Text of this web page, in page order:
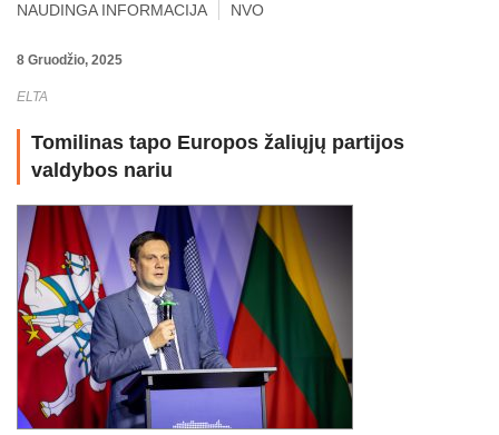
NAUDINGA INFORMACIJA NVO
8 Gruodžio, 2025
ELTA
Tomilinas tapo Europos žaliųjų partijos
valdybos nariu